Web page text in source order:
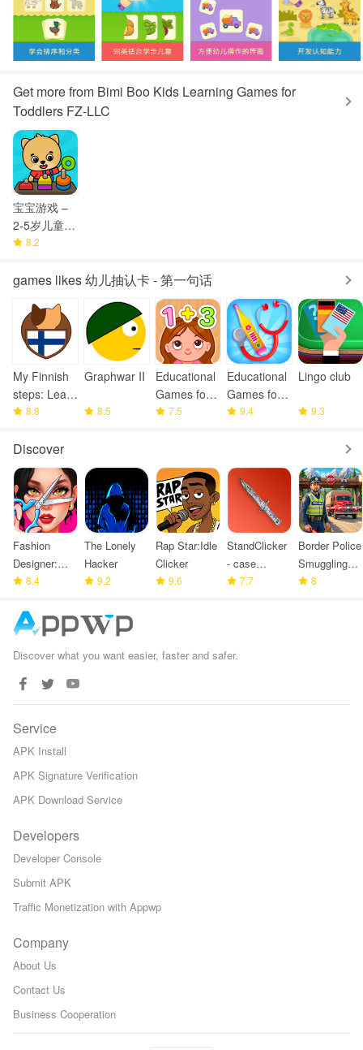
Get more from Bimi Boo Kids Learning Games for
Toddlers FZ-LLC
宝宝游戏 –
2-5岁儿童学
习游戏
8.2
games likes 幼儿抽认卡 - 第一句话
My Finnish
steps: Learn
KPT
8.8
Graphwar II
8.5
Educational
Games for
Girls 2+
7.5
Educational
Games for
Kids 2 4
9.4
Lingo club
9.3
Discover
Fashion
Designer:
Super Tailor
8.4
The Lonely
Hacker
9.2
Rap Star:Idle
Clicker
9.6
StandClicker
- case
simulator
7.7
Border Police
Smuggling
Seize
8
Discover what you want easier, faster and safer.
Service
APK Install
APK Signature Verification
APK Download Service
Developers
Developer Console
Submit APK
Traffic Monetization with Appwp
Company
About Us
Contact Us
Business Cooperation